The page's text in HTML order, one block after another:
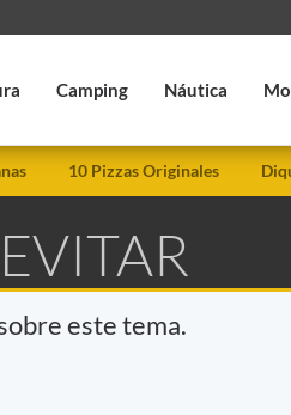
Camping Náutica
10 Pizzas Originales
este tema.